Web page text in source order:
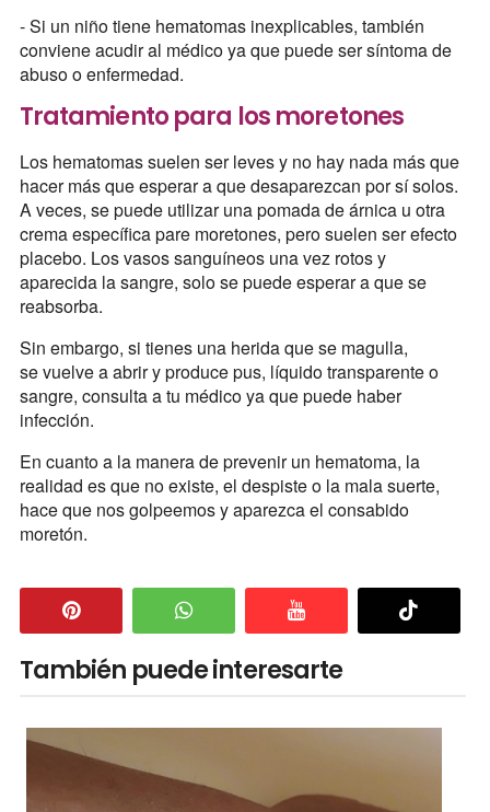
- Si un niño tiene hematomas inexplicables, también
conviene acudir al médico ya que puede ser síntoma de
abuso o enfermedad.
Tratamiento para los moretones
Los hematomas suelen ser leves y no hay nada más que
hacer más que esperar a que desaparezcan por sí solos.
A veces, se puede utilizar una pomada de árnica u otra
crema específica pare moretones, pero suelen ser efecto
placebo. Los vasos sanguíneos una vez rotos y
aparecida la sangre, solo se puede esperar a que se
reabsorba.
Sin embargo, si tienes una herida que se magulla,
se vuelve a abrir y produce pus, líquido transparente o
sangre, consulta a tu médico ya que puede haber
infección.
En cuanto a la manera de prevenir un hematoma, la
realidad es que no existe, el despiste o la mala suerte,
hace que nos golpeemos y aparezca el consabido
moretón.
También puede interesarte